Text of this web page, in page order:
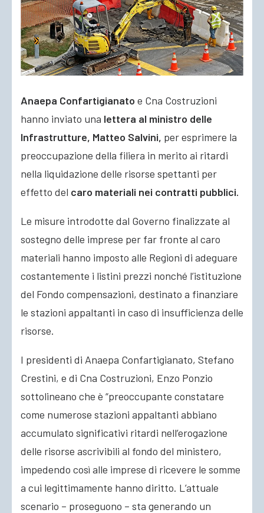
Anaepa Confartigianato e Cna Costruzioni
hanno inviato una lettera al ministro delle
Infrastrutture, Matteo Salvini, per esprimere la
preoccupazione della filiera in merito ai ritardi
nella liquidazione delle risorse spettanti per
effetto del caro materiali nei contratti pubblici.
Le misure introdotte dal Governo finalizzate al
sostegno delle imprese per far fronte al caro
materiali hanno imposto alle Regioni di adeguare
costantemente i listini prezzi nonché l’istituzione
del Fondo compensazioni, destinato a finanziare
le stazioni appaltanti in caso di insufficienza delle
risorse.
I presidenti di Anaepa Confartigianato, Stefano
Crestini, e di Cna Costruzioni, Enzo Ponzio
sottolineano che è “preoccupante constatare
come numerose stazioni appaltanti abbiano
accumulato significativi ritardi nell’erogazione
delle risorse ascrivibili al fondo del ministero,
impedendo così alle imprese di ricevere le somme
a cui legittimamente hanno diritto. L’attuale
scenario – proseguono – sta generando un